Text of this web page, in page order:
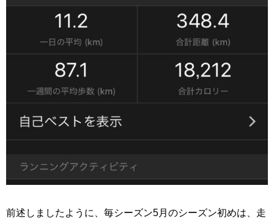
前述しましたように、毎シーズン5月のシーズン初めは、走